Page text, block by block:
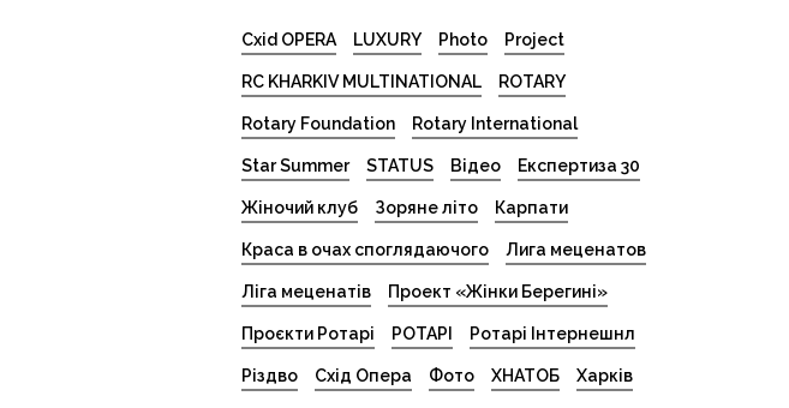
Cxid OPERA LUXURY Photo Project
RC KHARKIV MULTINATIONAL ROTARY
Rotary Foundation Rotary International
Star Summer STATUS Відео Експертиза 30
Жіночий клуб Зоряне літо Карпати
Краса в очах споглядаючого Лига меценатов
Ліга меценатів Проект «Жінки Берегині»
Проєкти Ротарі РОТАРІ Ротарі Інтернешнл
Різдво Схід Опера Фото ХНАТОБ Харків